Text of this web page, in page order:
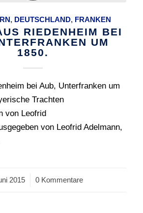
, DEUTSCHLAND, FRANKEN
RIEDENHEIM BEI
UM
1850.
bei Aub, Unterfranken um
Trachten
von Leofrid
von Leofrid Adelmann,
2015 0 Kommentare